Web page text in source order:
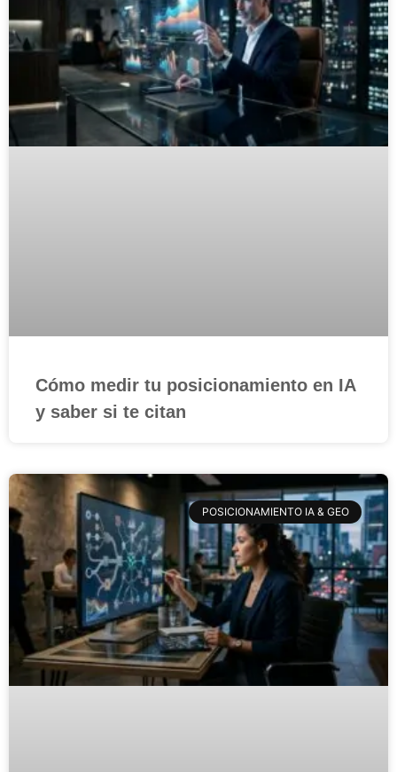
Cómo medir tu posicionamiento en IA
y saber si te citan
POSICIONAMIENTO IA & GEO